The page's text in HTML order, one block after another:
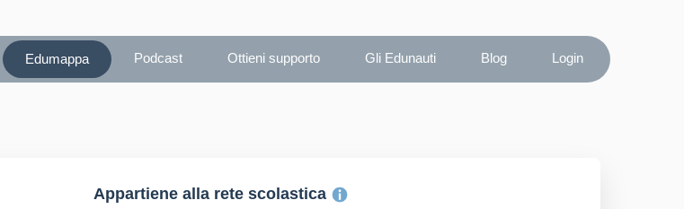
Edumappa Podcast Ottieni supporto Gli Edunauti Blog Login
Appartiene alla rete scolastica